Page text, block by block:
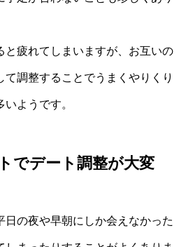
と疲れてしまいますが、お互いの
て調整することでうまくやりくり
ようです。
でデート調整が大変
日の夜や早朝にしか会えなかった